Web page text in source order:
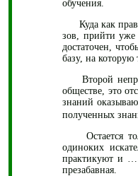
обучения.
Куда как
зов, прийти уже
достаточен,
базу, на которую
Второй
обществе, это
знаний
полученных
Остается
одиноких
практикуют и …
презабавная.